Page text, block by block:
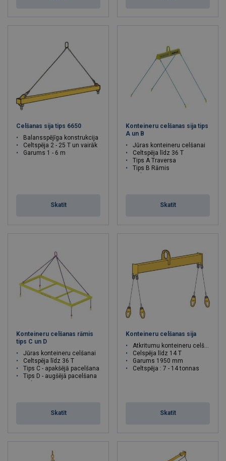
Celšanas sija tips 6650
Balansspējīga konstrukcija
Celtspēja 2 - 25 T un vairāk
Garums 1 - 6 m
Skatīt
Konteineru celšanas sija tips
A un B
Jūras konteineru celšanai
Celtspēja līdz 36 T
Tips A Traversa
Tips B Rāmis
Skatīt
Konteineru celšanas rāmis
tips C un D
Jūras konteineru celšanai
Celtspēja līdz 36 T
Tips C - apakšējā pacelšana
Tips D - augšējā pacelšana
Skatīt
Konteineru celšanas sija
Atkritumu konteineru celšanai
Celspēja līdz 14 T
Garums 1950 mm
Celtspēja : 7 - 14 tonnas
Skatīt